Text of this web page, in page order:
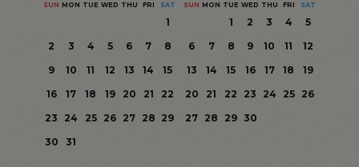
SUN MON TUE WED THU FRI SAT
1
2
3 4 5 6 7
8
9
10 11 12 13 14
15
16
17 18 19 20 21
22
23
24 25 26 27 28 29
30
31
SUN MON TUE WED THU FRI SAT
1 2 3 4
5
6
7 8 9 10 11
12
13
14 15 16 17 18
19
20
21 22 23 24 25
26
27 28 29 30